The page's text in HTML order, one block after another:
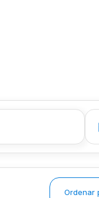
Ordenar